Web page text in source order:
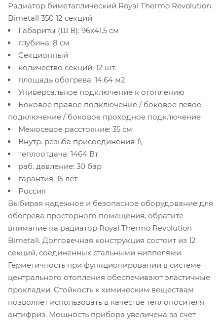
Радиатор биметаллический Royal Thermo Revolution
Bimetall 350 12 секций
Габариты (Ш В): 96x41.5 см
глубина: 8 см
Секционный
количество секций: 12 шт.
площадь обогрева: 14.64 м2
Универсальное подключение к отоплению
Боковое правое подключение / боковое левое
подключение / боковое проходное подключение
Межосевое расстояние: 35 см
Внутр. резьба присоединения 1\
теплоотдача: 1464 Вт
раб. давление: 30 бар
гарантия: 15 лет
Россия
Выбирая надежное и безопасное оборудование для
обогрева просторного помещения, обратите
внимание на радиатор Royal Thermo Revolution
Bimetall. Долговечная конструкция состоит из 12
секций, соединенных стальными ниппелями.
Герметичность при функционировании в системе
центрального отопления обеспечивают эластичные
прокладки. Стойкость к химическим веществам
позволяет использовать в качестве теплоносителя
антифриз. Мощность прибора увеличена за счет